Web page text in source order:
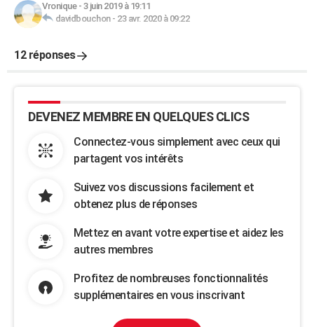
Vronique- 3 juin 2019 à 19:11
davidbouchon- 23 avr. 2020 à 09:22
12 réponses
DEVENEZ MEMBRE EN QUELQUES CLICS
Connectez-vous simplement avec ceux qui
partagent vos intérêts
Suivez vos discussions facilement et
obtenez plus de réponses
Mettez en avant votre expertise et aidez les
autres membres
Profitez de nombreuses fonctionnalités
supplémentaires en vous inscrivant